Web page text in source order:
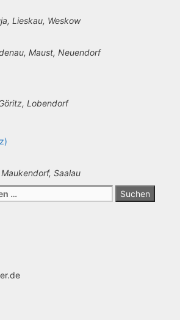
Lieskau, Weskow
Maust, Neuendorf
Lobendorf
Saalau